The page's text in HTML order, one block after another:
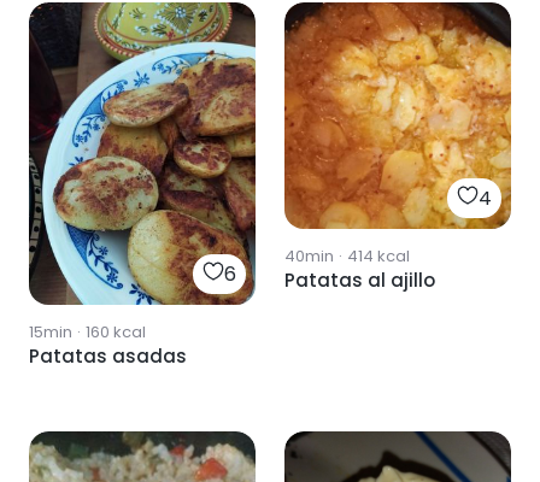
6
15min · 160 kcal
Patatas asadas
4
40min · 414 kcal
Patatas al ajillo